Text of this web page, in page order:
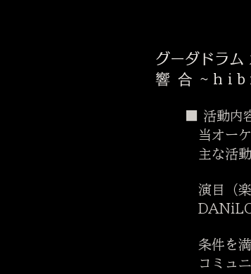
グーダドラム
響合
■ 活動内
当オーケ
主な活動
演目（楽
DANiLO
条件を満
コミュニ